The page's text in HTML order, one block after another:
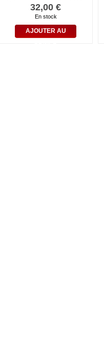
32,00 €
En stock
AJOUTER AU